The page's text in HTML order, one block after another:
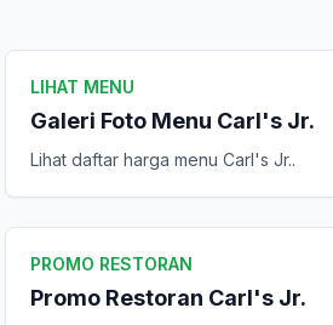
LIHAT MENU
Galeri Foto Menu Carl's Jr.
Lihat daftar harga menu Carl's Jr..
PROMO RESTORAN
Promo Restoran Carl's Jr.